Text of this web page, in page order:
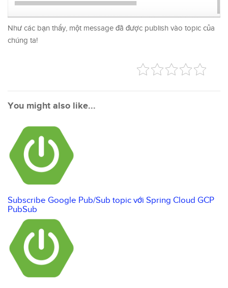
Như các bạn thấy, một message đã được publish vào topic của
chúng ta!
You might also like...
Subscribe Google Pub/Sub topic với Spring Cloud GCP
PubSub